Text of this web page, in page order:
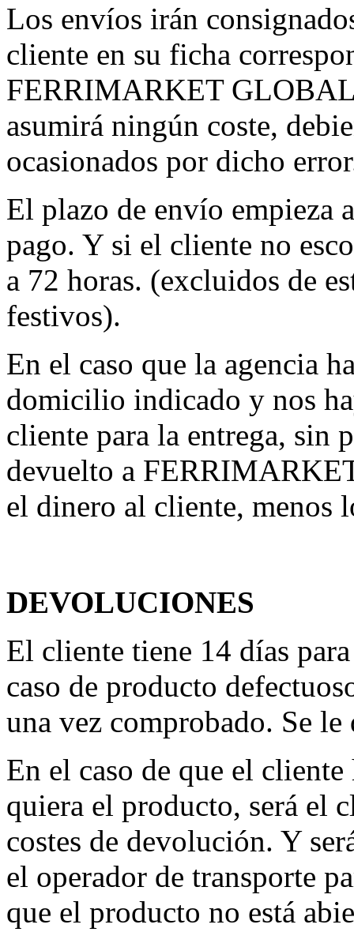
Los envíos irán
cliente en su ficha
FERRIMARKET GLOBAL
asumirá ningún coste,
ocasionados por dicho
El plazo de envío empieza
pago. Y si el cliente no
a 72 horas. (excluidos de
festivos).
En el caso que la agencia
domicilio indicado y nos
cliente para la entrega, sin
devuelto a
el dinero al cliente, menos
DEVOLUCIONES
El cliente tiene 14 días
caso de producto
una vez comprobado. Se
En el caso de que el
quiera el producto, será el
costes de devolución. Y
el operador de transporte
que el producto no está